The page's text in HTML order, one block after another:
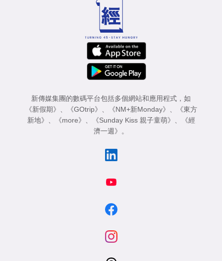
新傳媒集團的數碼平台包括多個網站和應用程式，如
《新假期》 、 《GOtrip》 、 《NM+新Monday》 、
《東方
新地》 、 《more》 、 《Sunday Kiss 親子童萌》 、
《經
濟一週》 。